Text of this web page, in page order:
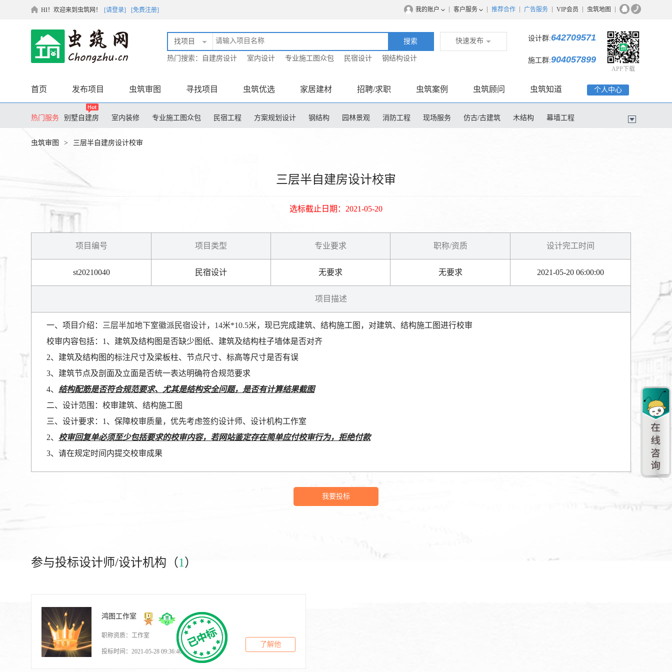
HI！欢迎来到虫筑网！ [请登录] [免费注册] 我的账户 客户服务 推荐合作 广告服务 VIP会员 虫筑地图
找项目 搜索 快速发布
热门搜索： 自建房设计 室内设计 专业施工图众包 民宿设计 钢结构设计
设计群:642709571
施工群:904057899
APP下载
首页 发布项目 虫筑审图 寻找项目 虫筑优选 家居建材 招聘/求职 虫筑案例 虫筑顾问 虫筑知道 个人中心
热门服务 别墅自建房 室内装修 专业施工图众包 民宿工程 方案规划设计 钢结构 园林景观 消防工程 现场服务 仿古/古建筑 木结构
幕墙工程
虫筑审图
> 三层半自建房设计校审
三层半自建房设计校审
选标截止日期：2021-05-20
项目编号 项目类型 专业要求 职称/资质 设计完工时间
st20210040 民宿设计 无要求 无要求 2021-05-20 06:00:00
项目描述
一、项目介绍： 三层半加地下室徽派民宿设计， 14米*10.5米， 现已完成建筑、结构施工图，对建筑、结构施工图进行校审
校审内容包括：1、建筑及结构图是否缺少图纸、建筑及结构柱子墙体是否对齐
2、建筑及结构图的标注尺寸及梁板柱、节点尺寸、标高等尺寸是否有误
3、建筑节点及剖面及立面是否统一表达明确符合规范要求
4、 结构配筋是否符合规范要求、尤其是结构安全问题，是否有计算结果截图
二、设计范围：校审建筑、结构施工图
三、设计要求：1、保障校审质量，优先考虑签约设计师、设计机构工作室
2、 校审回复单必须至少包括要求的校审内容，若网站鉴定存在简单应付校审行为，拒绝付款
3、请在规定时间内提交校审成果
我要投标
参与投标设计师/设计机构（1 ）
鸿图工作室
职称资质：工作室
投标时间：2021-05-28 09:36:46
了解他